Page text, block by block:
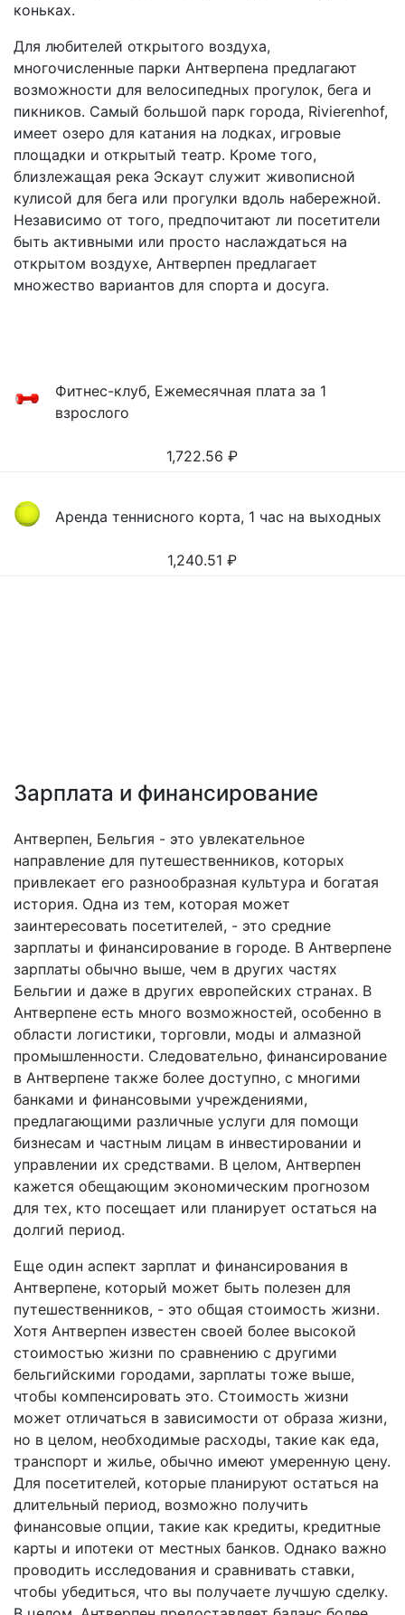
коньках.
Для любителей открытого воздуха,
многочисленные парки Антверпена предлагают
возможности для велосипедных прогулок, бега и
пикников. Самый большой парк города, Rivierenhof,
имеет озеро для катания на лодках, игровые
площадки и открытый театр. Кроме того,
близлежащая река Эскаут служит живописной
кулисой для бега или прогулки вдоль набережной.
Независимо от того, предпочитают ли посетители
быть активными или просто наслаждаться на
открытом воздухе, Антверпен предлагает
множество вариантов для спорта и досуга.
Фитнес-клуб, Ежемесячная плата за 1
взрослого
1,722.56 ₽
Аренда теннисного корта, 1 час на выходных
1,240.51 ₽
Зарплата и финансирование
Антверпен, Бельгия - это увлекательное
направление для путешественников, которых
привлекает его разнообразная культура и богатая
история. Одна из тем, которая может
заинтересовать посетителей, - это средние
зарплаты и финансирование в городе. В Антверпене
зарплаты обычно выше, чем в других частях
Бельгии и даже в других европейских странах. В
Антверпене есть много возможностей, особенно в
области логистики, торговли, моды и алмазной
промышленности. Следовательно, финансирование
в Антверпене также более доступно, с многими
банками и финансовыми учреждениями,
предлагающими различные услуги для помощи
бизнесам и частным лицам в инвестировании и
управлении их средствами. В целом, Антверпен
кажется обещающим экономическим прогнозом
для тех, кто посещает или планирует остаться на
долгий период.
Еще один аспект зарплат и финансирования в
Антверпене, который может быть полезен для
путешественников, - это общая стоимость жизни.
Хотя Антверпен известен своей более высокой
стоимостью жизни по сравнению с другими
бельгийскими городами, зарплаты тоже выше,
чтобы компенсировать это. Стоимость жизни
может отличаться в зависимости от образа жизни,
но в целом, необходимые расходы, такие как еда,
транспорт и жилье, обычно имеют умеренную цену.
Для посетителей, которые планируют остаться на
длительный период, возможно получить
финансовые опции, такие как кредиты, кредитные
карты и ипотеки от местных банков. Однако важно
проводить исследования и сравнивать ставки,
чтобы убедиться, что вы получаете лучшую сделку.